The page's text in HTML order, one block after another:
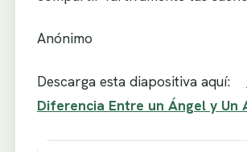
Anónimo
Descarga esta diapositiva aquí:
Diferencia Entre un Ángel y Un